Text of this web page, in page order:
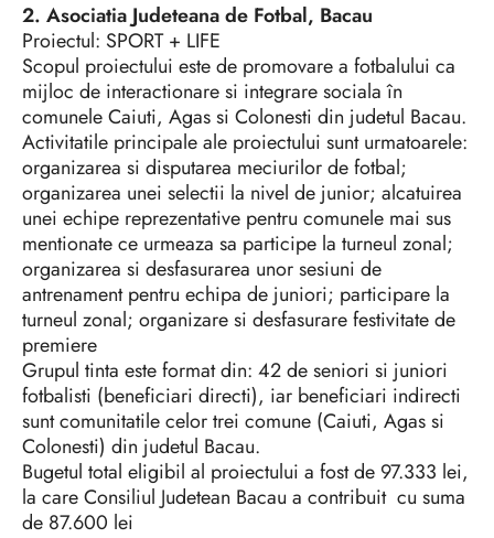
2. Asociatia Judeteana de Fotbal, Bacau
Proiectul: SPORT + LIFE
Scopul proiectului este de promovare a fotbalului ca
mijloc de interactionare si integrare sociala în
comunele Caiuti, Agas si Colonesti din judetul Bacau.
Activitatile principale ale proiectului sunt urmatoarele:
organizarea si disputarea meciurilor de fotbal;
organizarea unei selectii la nivel de junior; alcatuirea
unei echipe reprezentative pentru comunele mai sus
mentionate ce urmeaza sa participe la turneul zonal;
organizarea si desfasurarea unor sesiuni de
antrenament pentru echipa de juniori; participare la
turneul zonal; organizare si desfasurare festivitate de
premiere
Grupul tinta este format din: 42 de seniori si juniori
fotbalisti (beneficiari directi), iar beneficiari indirecti
sunt comunitatile celor trei comune (Caiuti, Agas si
Colonesti) din judetul Bacau.
Bugetul total eligibil al proiectului a fost de 97.333 lei,
la care Consiliul Judetean Bacau a contribuit cu suma
de 87.600 lei